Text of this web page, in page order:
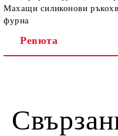
Махащи силиконови
фурна
Ревюта